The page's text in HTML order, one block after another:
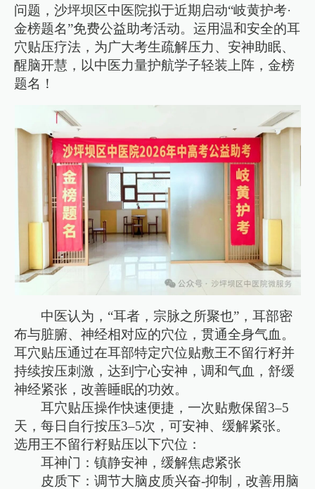
问题，沙坪坝区中医院拟于近期启动“岐黄护考·
金榜题名”免费公益助考活动。运用温和安全的耳
穴贴压疗法，为广大考生疏解压力、安神助眠、
醒脑开慧，以中医力量护航学子轻装上阵，金榜
题名！
中医认为，“耳者，宗脉之所聚也”，耳部密
布与脏腑、神经相对应的穴位，贯通全身气血。
耳穴贴压通过在耳部特定穴位贴敷王不留行籽并
持续按压刺激，达到宁心安神，调和气血，舒缓
神经紧张，改善睡眠的功效。
耳穴贴压操作快速便捷，一次贴敷保留3–5
天，每日自行按压3–5次，可安神、缓解紧张。
选用王不留行籽贴压以下穴位：
耳神门：镇静安神，缓解焦虑紧张
皮质下：调节大脑皮质兴奋-抑制，改善用脑